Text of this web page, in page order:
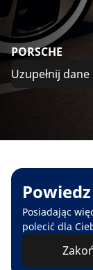
PORSCHE
Uzupełnij
Posiadając
polecić dla